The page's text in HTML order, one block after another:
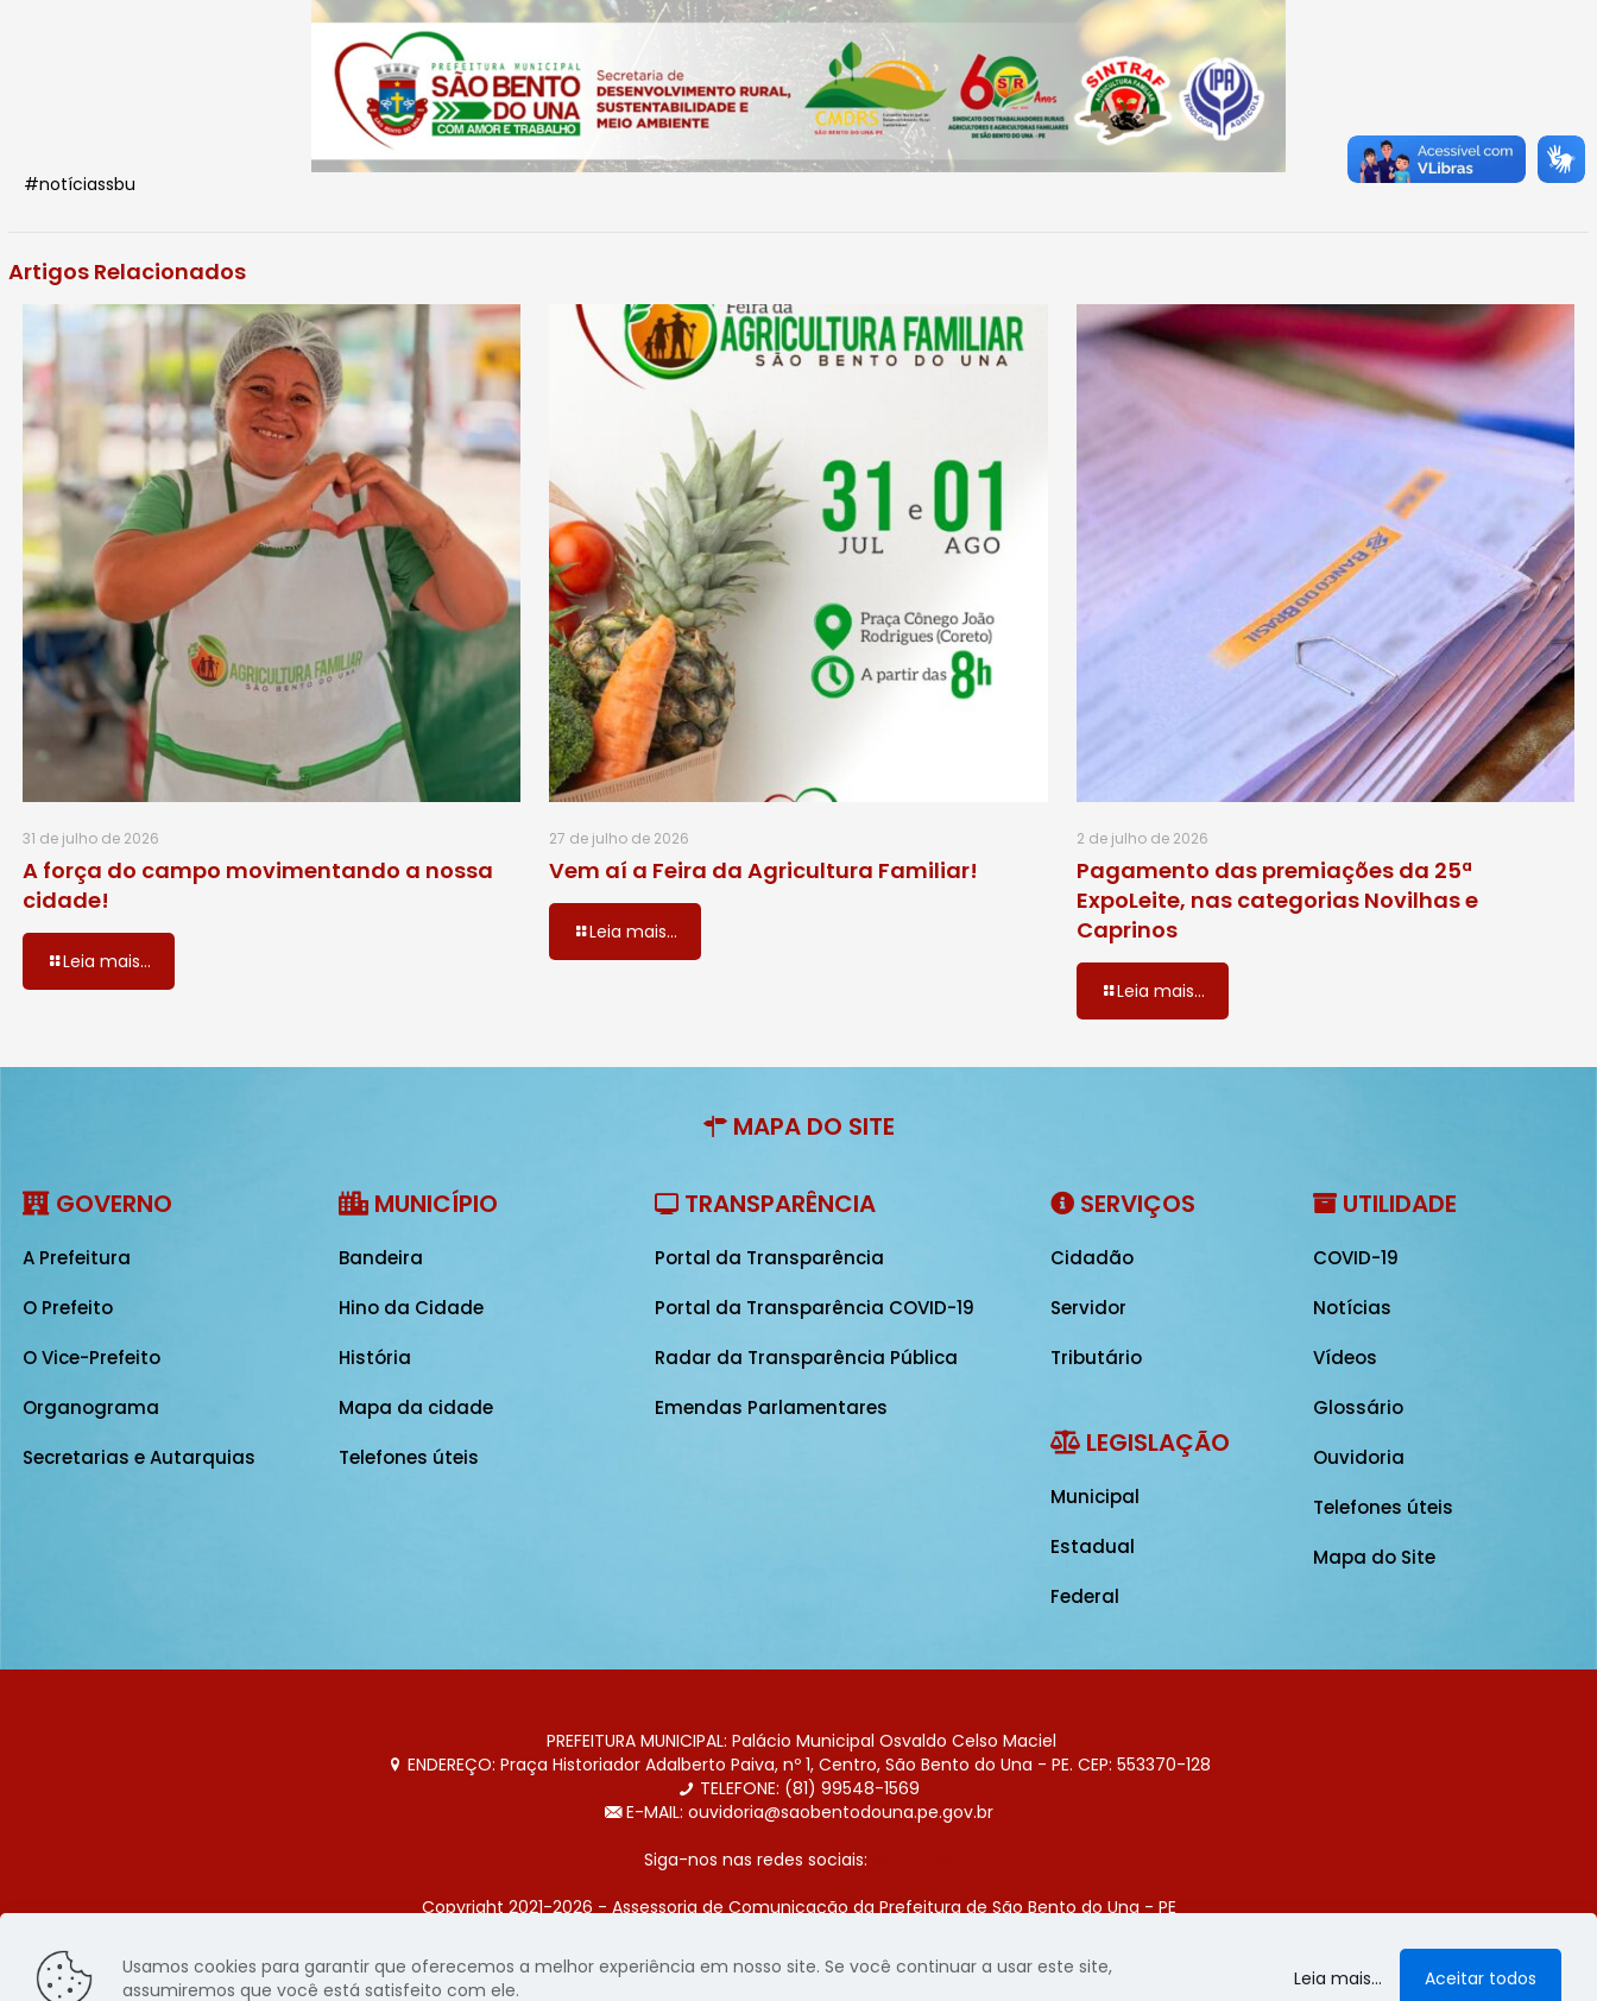
#notíciassbu
Artigos Relacionados
31 de julho de 2026
A força do campo movimentando a nossa
cidade!
Leia mais...
27 de julho de 2026
Vem aí a Feira da Agricultura Familiar!
Leia mais...
2 de julho de 2026
Pagamento das premiações da 25ª
ExpoLeite, nas categorias Novilhas e
Caprinos
Leia mais...
MAPA DO SITE
GOVERNO
A Prefeitura
O Prefeito
O Vice-Prefeito
Organograma
Secretarias e Autarquias
MUNICÍPIO
Bandeira
Hino da Cidade
História
Mapa da cidade
Telefones úteis
TRANSPARÊNCIA
Portal da Transparência
Portal da Transparência COVID-19
Radar da Transparência Pública
Emendas Parlamentares
SERVIÇOS
Cidadão
Servidor
Tributário
LEGISLAÇÃO
Municipal
Estadual
Federal
UTILIDADE
COVID-19
Notícias
Vídeos
Glossário
Ouvidoria
Telefones úteis
Mapa do Site
PREFEITURA MUNICIPAL: Palácio Municipal Osvaldo Celso Maciel
ENDEREÇO: Praça Historiador Adalberto Paiva, nº 1, Centro, São Bento do Una - PE. CEP: 553370-128
TELEFONE: (81) 99548-1569
E-MAIL: ouvidoria@saobentodouna.pe.gov.br
Siga-nos nas redes sociais:
Copyright 2021-2026 - Assessoria de Comunicação da Prefeitura de São Bento do Una - PE
Página desenvolvida pela agência de publicidade LumusWeb - Agência Digital
Usamos cookies para garantir que oferecemos a melhor experiência em nosso site. Se você continuar a usar este site,
assumiremos que você está satisfeito com ele.
Leia mais... Aceitar todos